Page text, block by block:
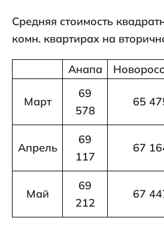
Средняя стоимость
комн. квартирах на
Анапа
Март
69
578
65
Апрель
69
117
67
Май
69
212
67